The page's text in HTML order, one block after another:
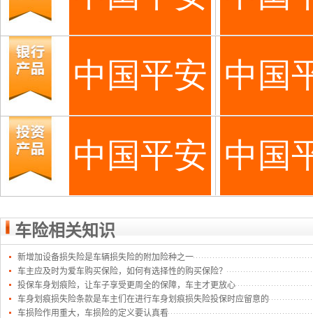
车险相关知识
新增加设备损失险是车辆损失险的附加险种之一
车主应及时为爱车购买保险，如何有选择性的购买保险？
投保车身划痕险，让车子享受更周全的保障，车主才更放心
车身划痕损失险条款是车主们在进行车身划痕损失险投保时应留意的
车损险作用重大，车损险的定义要认真看